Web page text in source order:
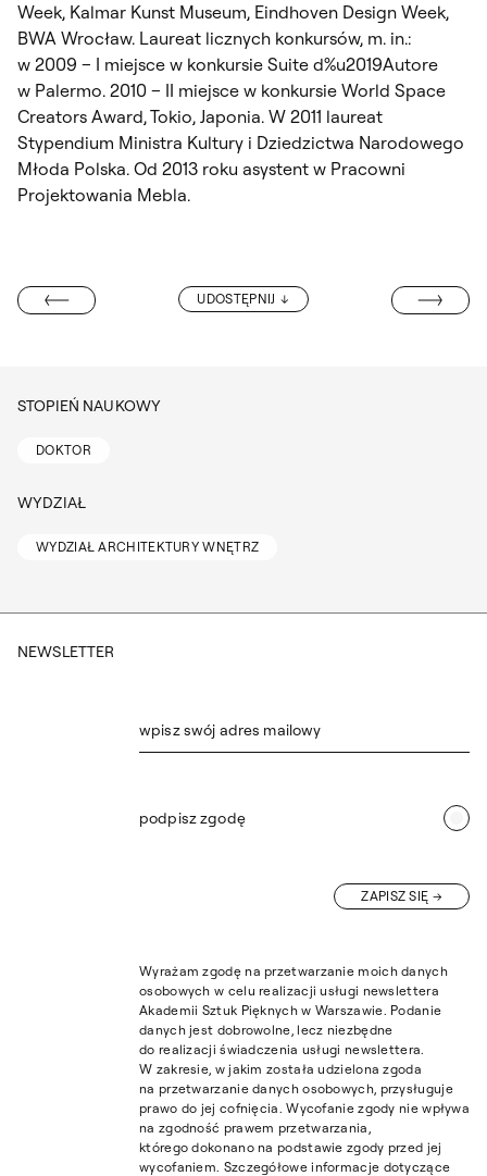
Week, Kalmar Kunst Museum, Eindhoven Design Week,
BWA Wrocław. Laureat licznych konkursów, m. in.:
w 2009 – I miejsce w konkursie Suite d%u2019Autore
w Palermo. 2010 – II miejsce w konkursie World Space
Creators Award, Tokio, Japonia. W 2011 laureat
Stypendium Ministra Kultury i Dziedzictwa Narodowego
Młoda Polska. Od 2013 roku asystent w Pracowni
Projektowania Mebla.
UDOSTĘPNIJ
GRODZKA
DR TOMASZ
STOPIEŃ NAUKOWY
DOKTOR
WYDZIAŁ
WYDZIAŁ ARCHITEKTURY WNĘTRZ
NEWSLETTER
wpisz swój adres mailowy
podpisz zgodę
ZAPISZ SIĘ
Wyrażam zgodę na przetwarzanie moich danych
osobowych w celu realizacji usługi newslettera
Akademii Sztuk Pięknych w Warszawie. Podanie
danych jest dobrowolne, lecz niezbędne
do realizacji świadczenia usługi newslettera.
W zakresie, w jakim została udzielona zgoda
na przetwarzanie danych osobowych, przysługuje
prawo do jej cofnięcia. Wycofanie zgody nie wpływa
na zgodność prawem przetwarzania,
którego dokonano na podstawie zgody przed jej
wycofaniem. Szczegółowe informacje dotyczące